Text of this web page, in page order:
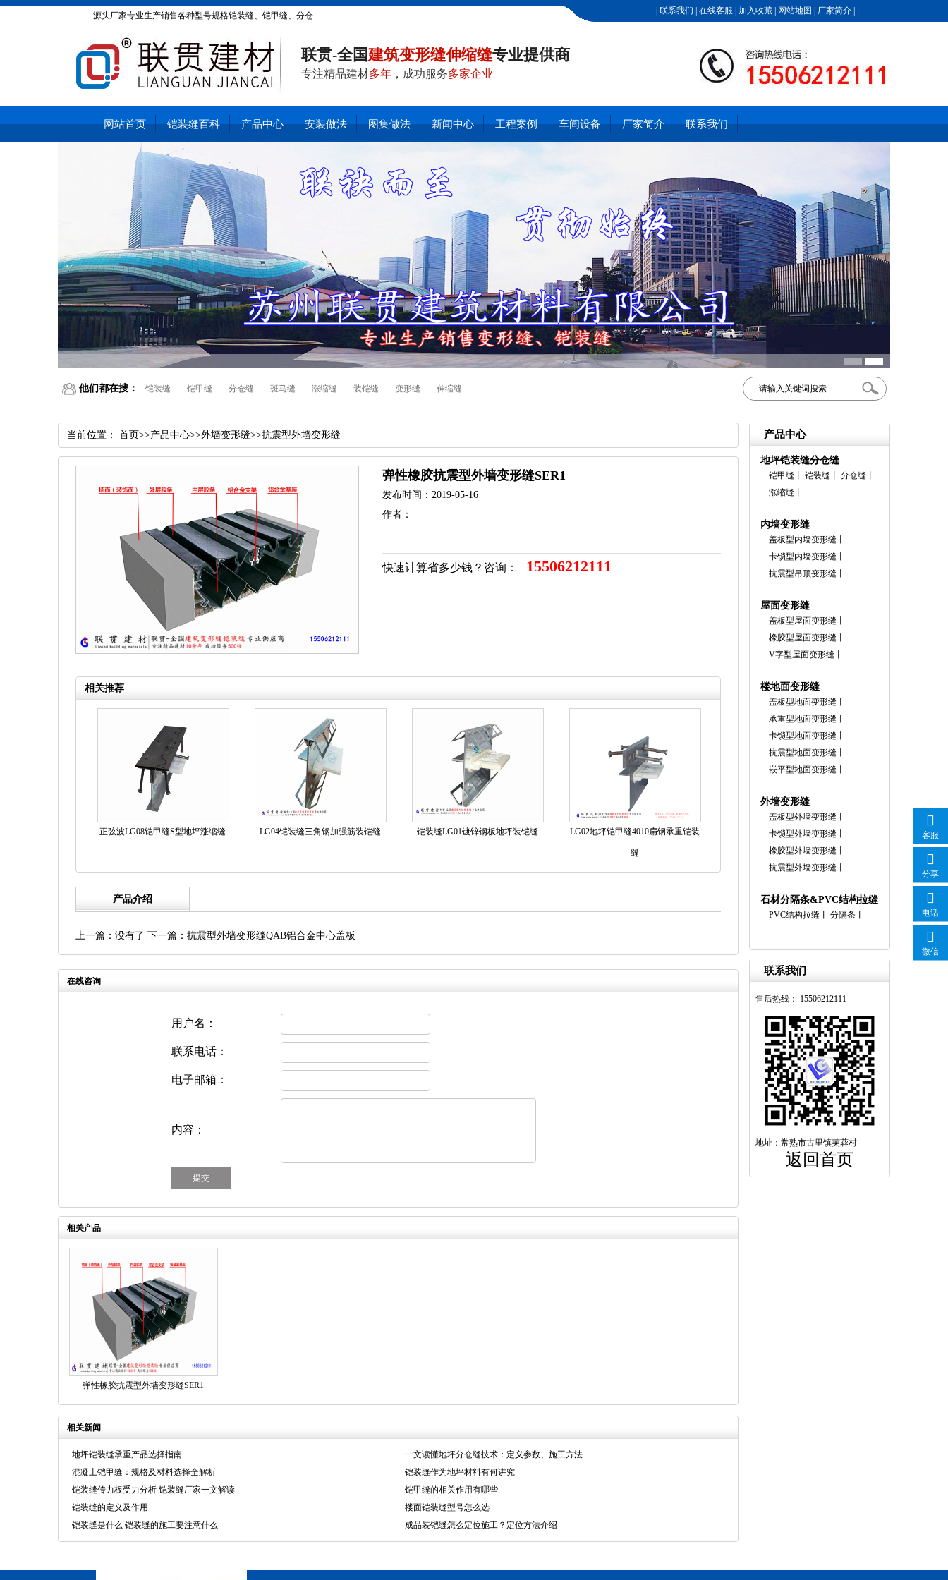
源头厂家专业生产销售各种型号规格铠装缝、铠甲缝、分仓
缝！招全国各地经销商、代理商。
厂家简介
网站地图
加入收藏
在线客服
联系我们
联贯-全国建筑变形缝伸缩缝专业提供商
专注精品建材多年 ，成功服务多家企业
网站首页 铠装缝百科 产品中心 安装做法 图集做法 新闻中心 工程案例 车间设备 厂家简介 联系我们
他们都在搜： 铠装缝 铠甲缝 分仓缝 斑马缝 涨缩缝 装铠缝 变形缝 伸缩缝
产品中心
地坪铠装缝分仓缝
铠甲缝 铠装缝 分仓缝
涨缩缝
内墙变形缝
盖板型内墙变形缝
卡锁型内墙变形缝
抗震型吊顶变形缝
屋面变形缝
盖板型屋面变形缝
橡胶型屋面变形缝
V字型屋面变形缝
楼地面变形缝
盖板型地面变形缝
承重型地面变形缝
卡锁型地面变形缝
抗震型地面变形缝
嵌平型地面变形缝
外墙变形缝
盖板型外墙变形缝
卡锁型外墙变形缝
橡胶型外墙变形缝
抗震型外墙变形缝
石材分隔条&PVC结构拉缝
PVC结构拉缝 分隔条
联系我们
售后热线： 15506212111
地址：常熟市古里镇芙蓉村
返回首页
当前位置： 首页>>产品中心>>外墙变形缝>>抗震型外墙变形缝
弹性橡胶抗震型外墙变形缝SER1
发布时间：2019-05-16
作者：
快速计算省多少钱？咨询： 15506212111
相关推荐
正弦波LG08铠甲缝S型地坪涨缩缝 LG04铠装缝三角钢加强筋装铠缝 铠装缝LG01镀锌钢板地坪装铠缝 LG02地坪铠甲缝4010扁钢承重铠装
缝
产品介绍
上一篇：没有了 下一篇： 抗震型外墙变形缝QAB铝合金中心盖板
在线咨询
用户名：
联系电话：
电子邮箱：
内容：
相关产品
弹性橡胶抗震型外墙变形缝SER1
相关新闻
地坪铠装缝承重产品选择指南
一文读懂地坪分仓缝技术：定义参数、施工方法
混凝土铠甲缝：规格及材料选择全解析
铠装缝作为地坪材料有何讲究
铠装缝传力板受力分析 铠装缝厂家一文解读
铠甲缝的相关作用有哪些
铠装缝的定义及作用
楼面铠装缝型号怎么选
铠装缝是什么 铠装缝的施工要注意什么
成品装铠缝怎么定位施工？定位方法介绍
客服
分享
电话
微信